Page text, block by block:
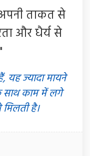
अपनी ताकत से
और धैर्य से
ज्यादा मायने
साथ काम में लगे
है।